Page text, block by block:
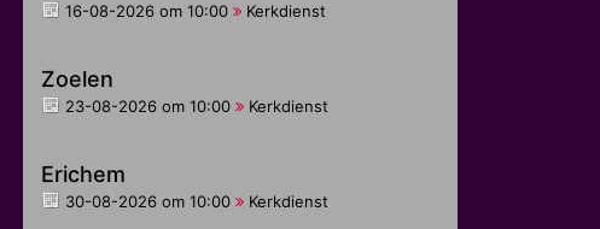
16-08-2026 om 10:00 Kerkdienst
Zoelen
23-08-2026 om 10:00 Kerkdienst
Erichem
30-08-2026 om 10:00 Kerkdienst